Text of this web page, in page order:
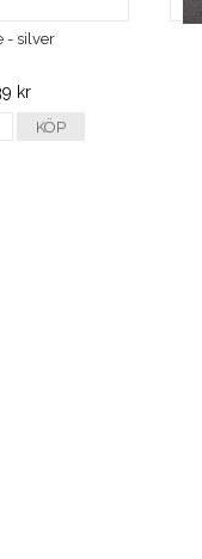
- silver
kr
KÖP